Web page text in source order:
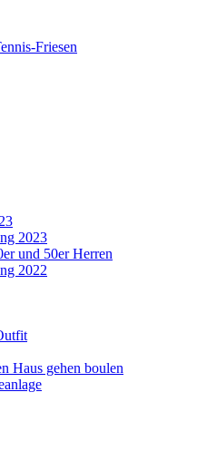
Friesen
2023
und 50er Herren
2022
Haus gehen boulen